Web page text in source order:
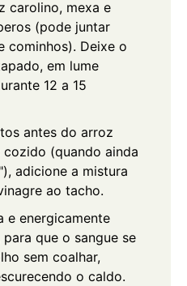
carolino, mexa e
(pode juntar
cominhos). Deixe o
em lume
12 a 15
antes do arroz
(quando ainda
adicione a mistura
ao tacho.
e energicamente
que o sangue se
sem coalhar,
o caldo.